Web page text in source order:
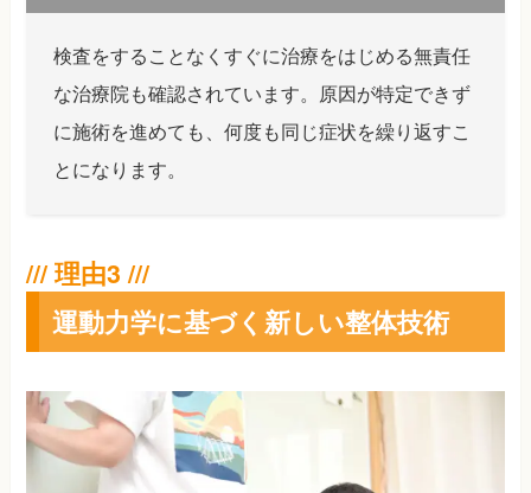
検査をすることなくすぐに治療をはじめる無責任
な治療院も確認されています。原因が特定できず
に施術を進めても、何度も同じ症状を繰り返すこ
とになります。
運動力学に基づく新しい整体技術